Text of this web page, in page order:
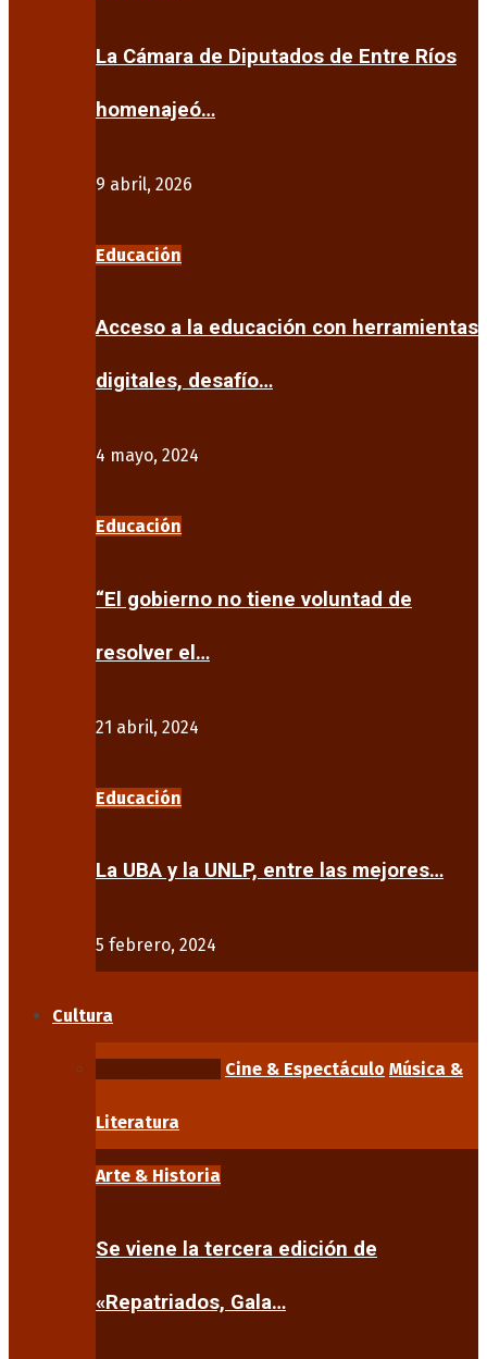
La Cámara de Diputados de Entre Ríos
homenajeó…
9 abril, 2026
Educación
Acceso a la educación con herramientas
digitales, desafío…
4 mayo, 2024
Educación
“El gobierno no tiene voluntad de
resolver el…
21 abril, 2024
Educación
La UBA y la UNLP, entre las mejores…
5 febrero, 2024
Cultura
Cine & Espectáculo Música &
Literatura
Arte & Historia
Se viene la tercera edición de
«Repatriados, Gala…